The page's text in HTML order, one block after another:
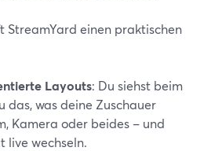
StreamYard einen praktischen
Layouts: Du siehst beim
das, was deine Zuschauer
Kamera oder beides – und
live wechseln.